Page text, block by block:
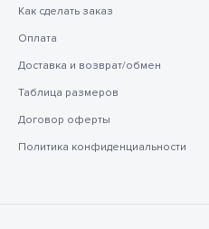
Как сделать заказ
Оплата
Доставка и возврат/обмен
Таблица размеров
Договор оферты
Политика конфиденциальности